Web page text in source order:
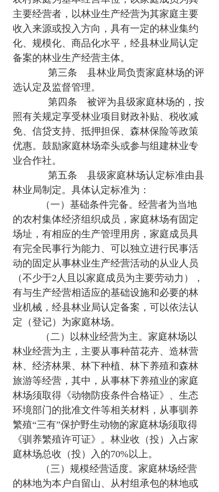
主要经营者，以林业生产经营为其家庭主要
收入来源或投入方向，具有一定的林业集约
化、规模化、商品化水平，经县林业局认定
备案的林业生产经营主体。
第三条 县林业局负责家庭林场的评
选认定及监督管理。
第四条 被评为县级家庭林场的，按
照有关规定享受林业项目财政补贴、税收减
免、信贷支持、抵押担保、森林保险等政策
优惠。鼓励家庭林场牵头或参与组建林业专
业合作社。
第五条 县级家庭林场认定标准由县
林业局制定。具体认定标准为：
（一）基础条件完备。经营者为当地
的农村集体经济组织成员，家庭林场有固定
场址，有相应的生产管理用房，家庭成员具
有完全民事行为能力、可以独立进行民事活
动的固定从事林业生产经营活动的从业人员
（不少于2人且以家庭成员为主要劳动力），
有与生产经营相适应的基础设施和必要的林
业机械，经县林业局认定备案，可以依法认
定（登记）为家庭林场。
（二）以林业经营为主。家庭林场以
林业经营为主，主要从事种苗花卉、造林营
林、经济林果、林下种植、林下养殖和森林
旅游等经营，其中，从事林下养殖业的家庭
林场须取得《动物防疫条件合格证》、生态
环境部门的批准文件等相关材料，从事驯养
繁殖“三有”保护野生动物的家庭林场须取得
《驯养繁殖许可证》。林业收（投）入占家
庭林场总收（投）入的70%以上。
（三）规模经营适度。家庭林场经营
的林地为本户自留山、从村组承包的林地或